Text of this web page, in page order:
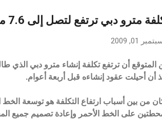
مترو دبي ترتفع لتصل إلى 7.6 مليار دولار
01, 2009
أن أحيلت عقود إنشاءه قبل أربعة أعوام.
من بين أسباب ارتفاع التكلفة هو توسعة
على الخط الأحمر وإعادة تصميم جميع